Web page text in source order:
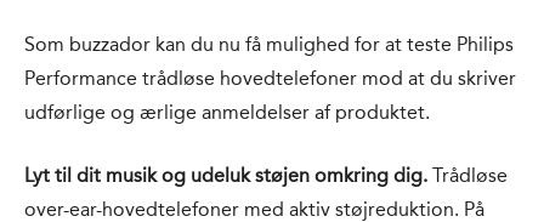
Som buzzador kan du nu få mulighed for at teste Philips
Performance trådløse hovedtelefoner mod at du skriver
udførlige og ærlige anmeldelser af produktet.
Lyt til dit musik og udeluk støjen omkring dig. Trådløse
over-ear-hovedtelefoner med aktiv støjreduktion. På